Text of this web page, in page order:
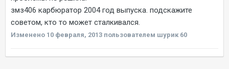
змз406 карбюратор 2004 год выпуска. подскажите
советом, кто то может сталкивался.
Изменено 10 февраля, 2013 пользователем шурик 60